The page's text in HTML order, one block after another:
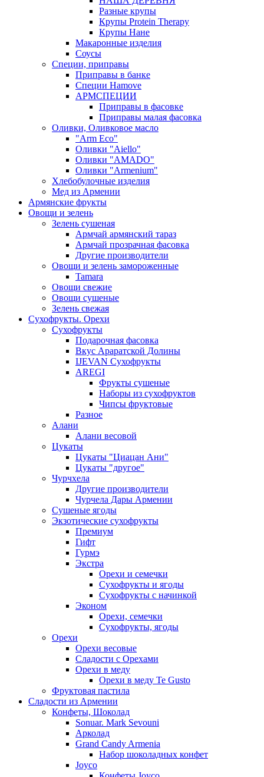
Разные крупы
Крупы Protein Therapy
Крупы Нане
Макаронные изделия
Соусы
Специи, приправы
Приправы в банке
Специи Hamove
АРМСПЕЦИИ
Приправы в фасовке
Приправы малая фасовка
Оливки, Оливковое масло
"Arm Eco"
Оливки "Aiello"
Оливки "AMADO"
Оливки "Armenium"
Хлебобулочные изделия
Мед из Армении
Армянские фрукты
Овощи и зелень
Зелень сушеная
Армчай армянский тараз
Армчай прозрачная фасовка
Другие производители
Овощи и зелень замороженные
Tamara
Овощи свежие
Овощи сушеные
Зелень свежая
Сухофрукты. Орехи
Сухофрукты
Подарочная фасовка
Вкус Араратской Долины
IJEVAN Сухофрукты
AREGI
Фрукты сушеные
Наборы из сухофруктов
Чипсы фруктовые
Разное
Алани
Алани весовой
Цукаты
Цукаты "Циацан Ани"
Цукаты "другое"
Чурчхела
Другие производители
Чурчела Дары Армении
Сушеные ягоды
Экзотические сухофрукты
Премиум
Гифт
Гурмэ
Экстра
Орехи и семечки
Сухофрукты и ягоды
Сухофрукты с начинкой
Эконом
Орехи, семечки
Сухофрукты, ягоды
Орехи
Орехи весовые
Сладости с Орехами
Орехи в меду
Орехи в меду Te Gusto
Фруктовая пастила
Сладости из Армении
Конфеты, Шоколад
Sonuar. Mark Sevouni
Арколад
Grand Candy Armenia
Набор шоколадных конфет
Joyco